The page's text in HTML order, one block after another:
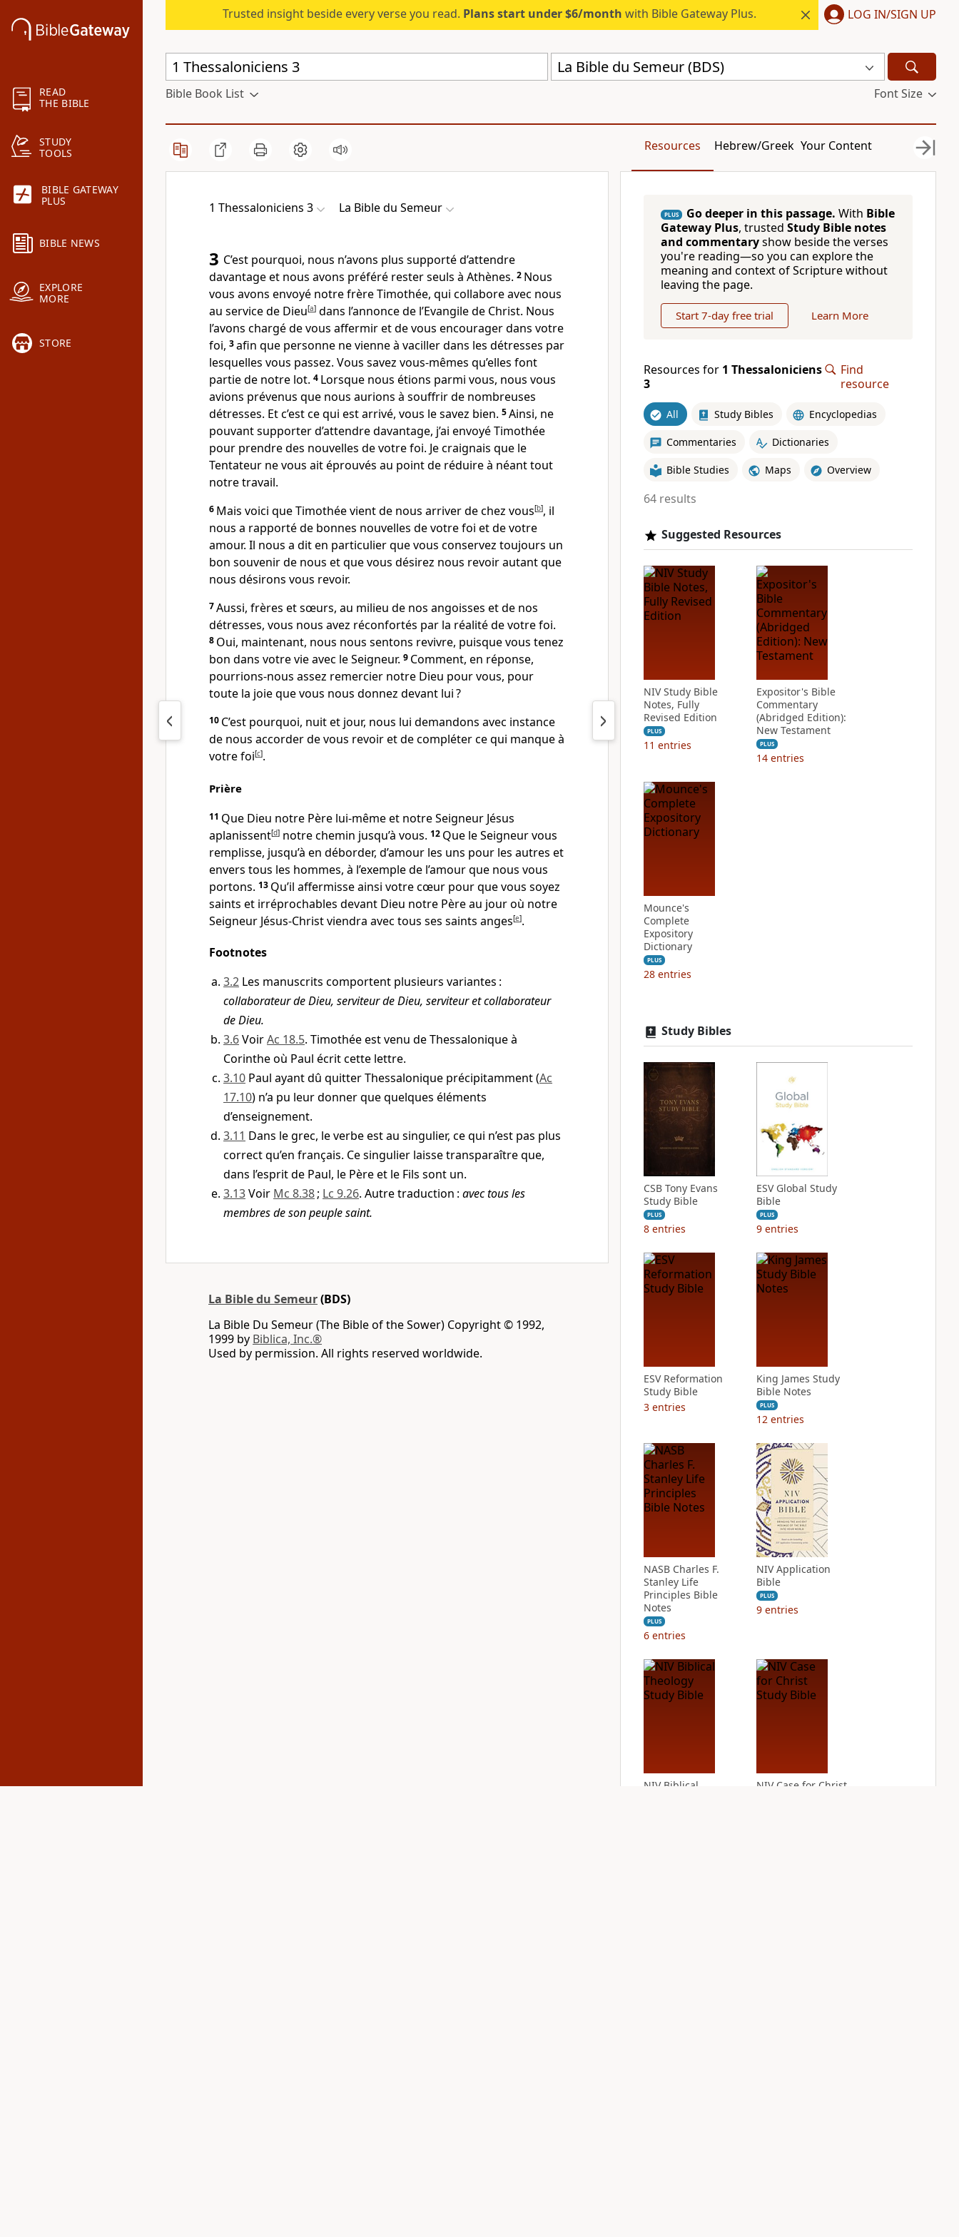
READ
THE BIBLE
STUDY
TOOLS
BIBLE GATEWAY
PLUS
BIBLE NEWS
EXPLORE
MORE
STORE
Trusted insight beside every verse you read. Plans start under $6/month with Bible Gateway Plus. LOG IN/SIGN UP
La Bible du Semeur (BDS)
Bible Book List Font Size
Resources Hebrew/Greek Your Content
1 Thessaloniciens 3 La Bible du Semeur
3 C’est pourquoi, nous n’avons plus supporté d’attendre
davantage et nous avons préféré rester seuls à Athènes. 2 Nous
vous avons envoyé notre frère Timothée, qui collabore avec nous
au service de Dieu[a] dans l’annonce de l’Evangile de Christ. Nous
l’avons chargé de vous affermir et de vous encourager dans votre
foi, 3afin que personne ne vienne à vaciller dans les détresses par
lesquelles vous passez. Vous savez vous-mêmes qu’elles font
partie de notre lot. 4 Lorsque nous étions parmi vous, nous vous
avions prévenus que nous aurions à souffrir de nombreuses
détresses. Et c’est ce qui est arrivé, vous le savez bien. 5Ainsi, ne
pouvant supporter d’attendre davantage, j’ai envoyé Timothée
pour prendre des nouvelles de votre foi. Je craignais que le
Tentateur ne vous ait éprouvés au point de réduire à néant tout
notre travail.
6 Mais voici que Timothée vient de nous arriver de chez vous[b], il
nous a rapporté de bonnes nouvelles de votre foi et de votre
amour. Il nous a dit en particulier que vous conservez toujours un
bon souvenir de nous et que vous désirez nous revoir autant que
nous désirons vous revoir.
7Aussi, frères et sœurs, au milieu de nos angoisses et de nos
détresses, vous nous avez réconfortés par la réalité de votre foi.
8 Oui, maintenant, nous nous sentons revivre, puisque vous tenez
bon dans votre vie avec le Seigneur. 9 Comment, en réponse,
pourrions-nous assez remercier notre Dieu pour vous, pour
toute la joie que vous nous donnez devant lui ?
10 C’est pourquoi, nuit et jour, nous lui demandons avec instance
de nous accorder de vous revoir et de compléter ce qui manque à
votre foi[c].
Prière
11 Que Dieu notre Père lui-même et notre Seigneur Jésus
aplanissent[d] notre chemin jusqu’à vous. 12 Que le Seigneur vous
remplisse, jusqu’à en déborder, d’amour les uns pour les autres et
envers tous les hommes, à l’exemple de l’amour que nous vous
portons. 13 Qu’il affermisse ainsi votre cœur pour que vous soyez
saints et irréprochables devant Dieu notre Père au jour où notre
Seigneur Jésus-Christ viendra avec tous ses saints anges[e].
Footnotes
3.2 Les manuscrits comportent plusieurs variantes :
collaborateur de Dieu, serviteur de Dieu, serviteur et collaborateur
de Dieu.
3.6VoirAc 18.5. Timothée est venu de Thessalonique à
Corinthe où Paul écrit cette lettre.
3.10 Paul ayant dû quitter Thessalonique précipitamment (Ac
17.10) n’a pu leur donner que quelques éléments
d’enseignement.
3.11 Dans le grec, le verbe est au singulier, ce qui n’est pas plus
correct qu’en français. Ce singulier laisse transparaître que,
dans l’esprit de Paul, le Père et le Fils sont un.
3.13Voir Mc 8.38; Lc 9.26. Autre traduction : avec tous les
membres de son peuple saint.
La Bible du Semeur(BDS)
La Bible Du Semeur (The Bible of the Sower) Copyright © 1992,
1999 by Biblica, Inc.®
Used by permission. All rights reserved worldwide.
PLUS Go deeper in this passage. With Bible
Gateway Plus, trusted Study Bible notes
and commentaryshow beside the verses
you're reading—so you can explore the
meaning and context of Scripture without
leaving the page.
Start 7-day free trial Learn More
Resources for 1 Thessaloniciens
3
Find
resource
All Study Bibles Encyclopedias
Commentaries Dictionaries
Bible Studies Maps Overview
64 results
Suggested Resources
NIV Study Bible
Notes, Fully
Revised Edition
PLUS
11 entries
Expositor's Bible
Commentary
(Abridged Edition):
New Testament
PLUS
14 entries
Mounce's
Complete
Expository
Dictionary
PLUS
28 entries
Study Bibles
CSB Tony Evans
Study Bible
PLUS
8 entries
ESV Global Study
Bible
PLUS
9 entries
ESV Reformation
Study Bible
3 entries
King James Study
Bible Notes
PLUS
12 entries
NASB Charles F.
Stanley Life
Principles Bible
Notes
PLUS
6 entries
NIV Application
Bible
PLUS
9 entries
NIV Biblical
NIV Case for Christ